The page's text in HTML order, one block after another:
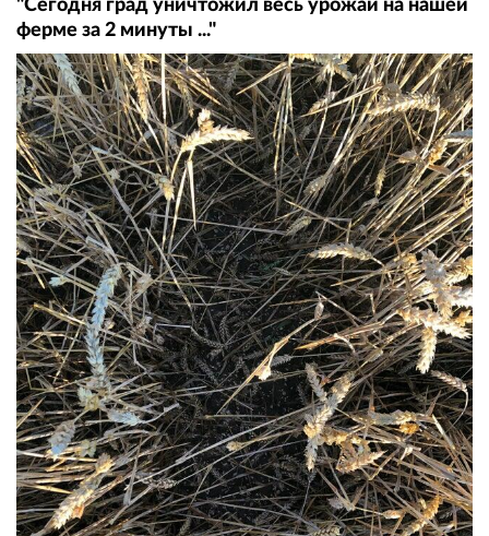
"Сегодня град уничтожил весь урожай на нашей
ферме за 2 минуты ..."